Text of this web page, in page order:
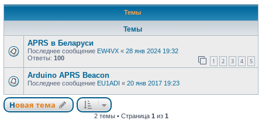
Темы
Темы
APRS в Беларуси
Последнее сообщение EW4VX « 28 янв 2024 19:32
Ответы: 100 1 2 3 4 5
Arduino APRS Beacon
Последнее сообщение EU1ADI « 20 янв 2017 19:23
Новая тема
2 темы • Страница 1 из 1